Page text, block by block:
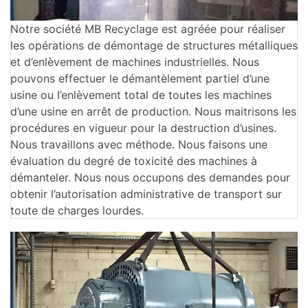
Notre société MB Recyclage est agréée pour réaliser
les opérations de démontage de structures métalliques
et d’enlèvement de machines industrielles. Nous
pouvons effectuer le démantèlement partiel d’une
usine ou l’enlèvement total de toutes les machines
d’une usine en arrêt de production. Nous maitrisons les
procédures en vigueur pour la destruction d’usines.
Nous travaillons avec méthode. Nous faisons une
évaluation du degré de toxicité des machines à
démanteler. Nous nous occupons des demandes pour
obtenir l’autorisation administrative de transport sur
toute de charges lourdes.